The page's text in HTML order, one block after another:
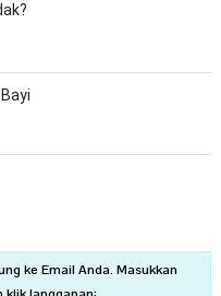
ke Email Anda. Masukkan